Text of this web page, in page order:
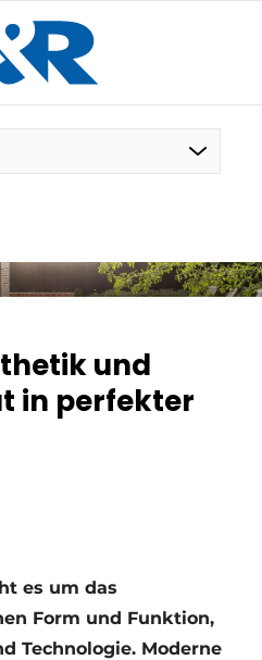
EN
und
in perfekter
es um das
Form und Funktion,
Technologie. Moderne